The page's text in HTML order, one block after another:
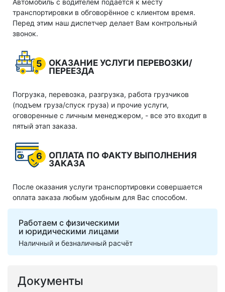
Автомобиль с водителем подаётся к месту
транспортировки в обговорённое с клиентом время.
Перед этим наш диспетчер делает Вам контрольный
звонок.
5
ОКАЗАНИЕ УСЛУГИ ПЕРЕВОЗКИ/
ПЕРЕЕЗДА
Погрузка, перевозка, разгрузка, работа грузчиков
(подъем груза/спуск груза) и прочие услуги,
оговоренные с личным менеджером, - все это входит в
пятый этап заказа.
6
ОПЛАТА ПО ФАКТУ ВЫПОЛНЕНИЯ
ЗАКАЗА
После оказания услуги транспортировки совершается
оплата заказа любым удобным для Вас способом.
Работаем с физическими
и юридическими лицами
Наличный и безналичный расчёт
Документы